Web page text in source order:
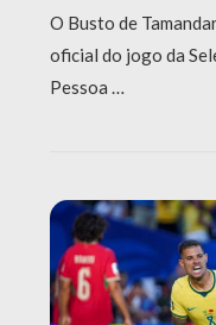
O Busto de
oficial do jogo da
Pessoa …